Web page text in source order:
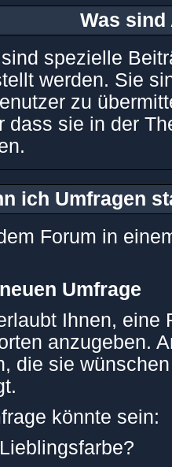
Was
spezielle
werden. Sie
zu
dass sie in der
ich Umfragen
Forum in
Umfrage
Ihnen,
anzugeben.
die sie
könnte sein: